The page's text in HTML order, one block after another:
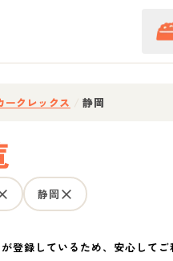
ークレックス 静岡
静岡
登録しているため、安心して